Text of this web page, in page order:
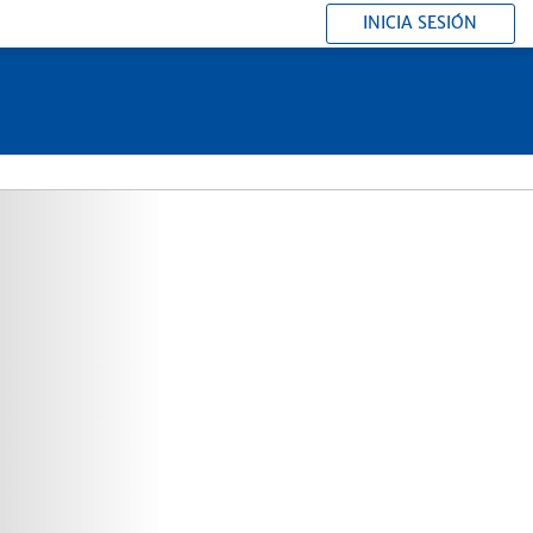
INICIA SESIÓN